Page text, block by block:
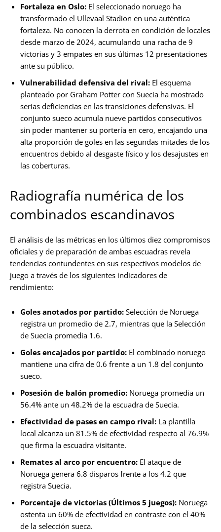
Fortaleza en Oslo: El seleccionado noruego ha
transformado el Ullevaal Stadion en una auténtica
fortaleza. No conocen la derrota en condición de locales
desde marzo de 2024, acumulando una racha de 9
victorias y 3 empates en sus últimas 12 presentaciones
ante su público.
Vulnerabilidad defensiva del rival: El esquema
planteado por Graham Potter con Suecia ha mostrado
serias deficiencias en las transiciones defensivas. El
conjunto sueco acumula nueve partidos consecutivos
sin poder mantener su portería en cero, encajando una
alta proporción de goles en las segundas mitades de los
encuentros debido al desgaste físico y los desajustes en
las coberturas.
Radiografía numérica de los
combinados escandinavos
El análisis de las métricas en los últimos diez compromisos
oficiales y de preparación de ambas escuadras revela
tendencias contundentes en sus respectivos modelos de
juego a través de los siguientes indicadores de
rendimiento:
Goles anotados por partido: Selección de Noruega
registra un promedio de 2.7, mientras que la Selección
de Suecia promedia 1.6.
Goles encajados por partido: El combinado noruego
mantiene una cifra de 0.6 frente a un 1.8 del conjunto
sueco.
Posesión de balón promedio: Noruega promedia un
56.4% ante un 48.2% de la escuadra de Suecia.
Efectividad de pases en campo rival: La plantilla
local alcanza un 81.5% de efectividad respecto al 76.9%
que firma la escuadra visitante.
Remates al arco por encuentro: El ataque de
Noruega genera 6.8 disparos frente a los 4.2 que
registra Suecia.
Porcentaje de victorias (Últimos 5 juegos): Noruega
ostenta un 60% de efectividad en contraste con el 40%
de la selección sueca.